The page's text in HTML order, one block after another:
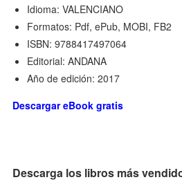
Idioma: VALENCIANO
Formatos: Pdf, ePub, MOBI, FB2
ISBN: 9788417497064
Editorial: ANDANA
Año de edición: 2017
Descargar eBook gratis
Descarga los libros más